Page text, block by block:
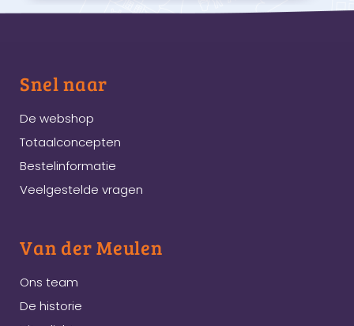
Snel naar
De webshop
Totaalconcepten
Bestelinformatie
Veelgestelde vragen
Van der Meulen
Ons team
De historie